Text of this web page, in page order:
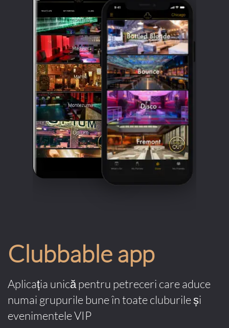
Clubbable app
Aplicația unică pentru petreceri care aduce
numai grupurile bune în toate cluburile și
evenimentele VIP